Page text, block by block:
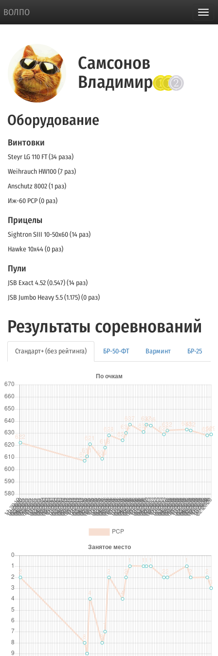
ВОЛПО
Самсонов
Владимир
Оборудование
Винтовки
Steyr LG 110 FT (34 раза)
Weihrauch HW100 (7 раз)
Anschutz 8002 (1 раз)
Иж-60 PCP (0 раз)
Прицелы
Sightron SIII 10-50x60 (14 раз)
Hawke 10x44 (0 раз)
Пули
JSB Exact 4.52 (0.547) (14 раз)
JSB Jumbo Heavy 5.5 (1.175) (0 раз)
Результаты соревнований
Стандарт+ (без рейтинга) БР-50-ФТ Варминт БР-25